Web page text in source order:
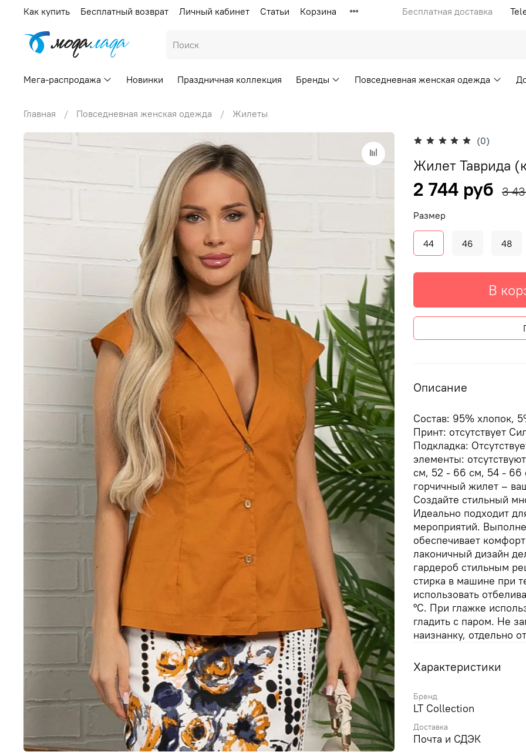
Как купить Бесплатный возврат Личный кабинет Статьи Корзина Бесплатная доставка
Мега-распродажа Новинки Праздничная коллекция Бренды Повседневная женская одежда
Главная Повседневная женская одежда Жилеты
(0)
Жилет Таврида
2 744 руб 3
В
Размер
44 46 48
Описание
Состав: 95% хлопок,
Принт: отсутствует
Подкладка:
элементы:
см, 52 - 66 см, 54 - 66
горчичный жилет –
Создайте стильный
Идеально подходит
мероприятий.
обеспечивает
лаконичный дизайн
гардероб стильным
стирка в машине при
использовать
°C. При глажке
гладить с паром. Не
наизнанку, отдельно
Характеристики
Бренд
LT Collection
Доставка
Почта и СДЭК